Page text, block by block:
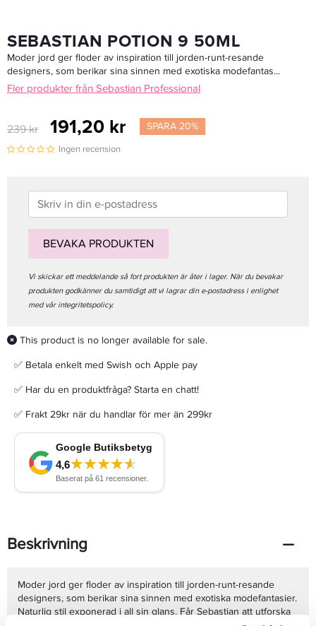
SEBASTIAN POTION 9 50ML
Moder jord ger floder av inspiration till jorden-runt-resande
designers, som berikar sina sinnen med exotiska modefantas...
Fler produkter från Sebastian Professional
239 kr 191,20 kr SPARA 20%
Ingen recension
BEVAKA PRODUKTEN
Vi skickar ett meddelande så fort produkten är åter i lager. När du bevakar
produkten godkänner du samtidigt att vi lagrar din e-postadress i enlighet
med vår integritetspolicy.
This product is no longer available for sale.
✅ Betala enkelt med Swish och Apple pay
✅ Har du en produktfråga? Starta en chatt!
✅ Frakt 29kr när du handlar för mer än 299kr
Beskrivning
Moder jord ger floder av inspiration till jorden-runt-resande
designers, som berikar sina sinnen med exotiska modefantasier.
Naturlig stil exponerad i all sin glans. Får Sebastian att utforska